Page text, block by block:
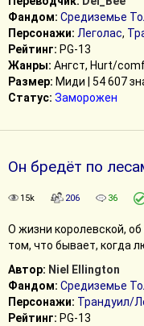
Фандом: Средиземье
Персонажи: Леголас,
Рейтинг: PG-13
Жанры: Ангст, Hurt/
Размер: Миди | 54 607
Статус: Заморожен
Он бредёт по
15k 206 36
О жизни королевской,
том, что бывает, когда
Автор: Niel Ellington
Фандом: Средиземье
Персонажи: Трандуил/
Рейтинг: PG-13